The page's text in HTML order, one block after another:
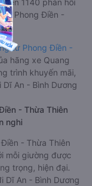
1140 phản hồi
từ Phong Điền -
từ Phong Điền -
hãng xe Quang
trình khuyến mãi,
An - Bình Dương
- Thừa Thiên
nghi
- Thừa Thiên
mỗi giường được
trọng, hiện đại.
Dĩ An - Bình Dương